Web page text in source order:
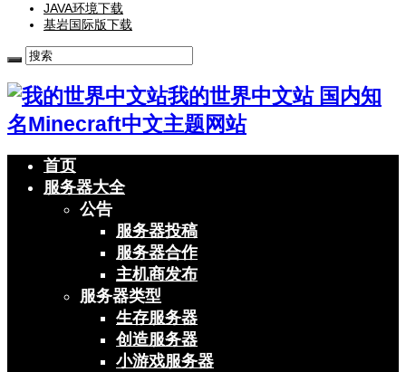
JAVA环境下载
基岩国际版下载
我的世界中文站 国内知
名Minecraft中文主题网站
首页
服务器大全
公告
服务器投稿
服务器合作
主机商发布
服务器类型
生存服务器
创造服务器
小游戏服务器